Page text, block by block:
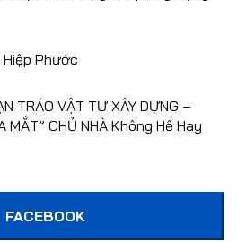
Phước
TRÁO VẬT TƯ XÂY DỰNG –
MẮT” CHỦ NHÀ Không Hề Hay
FACEBOOK